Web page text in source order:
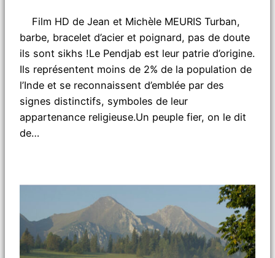
Film HD de Jean et Michèle MEURIS Turban,
barbe, bracelet d’acier et poignard, pas de doute
ils sont sikhs !Le Pendjab est leur patrie d’origine.
Ils représentent moins de 2% de la population de
l’Inde et se reconnaissent d’emblée par des
signes distinctifs, symboles de leur
appartenance religieuse.Un peuple fier, on le dit
de…